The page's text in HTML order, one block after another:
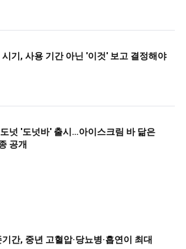
기, 사용 기간 아닌 '이것' 보고 결정해야
넛 '도넛바' 출시…아이스크림 바 닮은
공개
간, 중년 고혈압·당뇨병·흡연이 최대